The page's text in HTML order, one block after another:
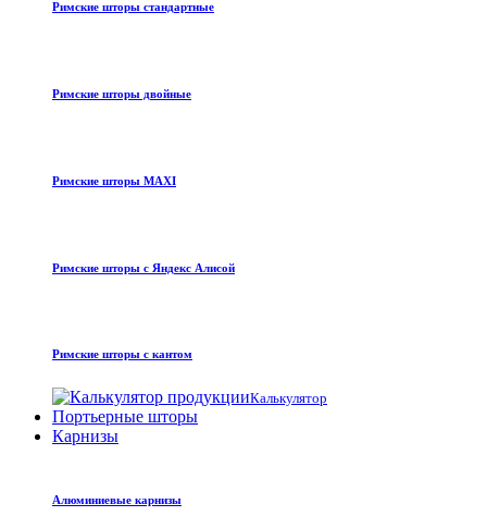
Римские шторы стандартные
Римские шторы двойные
Римские шторы MAXI
Римские шторы с Яндекс Алисой
Римские шторы с кантом
Калькулятор
Портьерные шторы
Карнизы
Алюминиевые карнизы